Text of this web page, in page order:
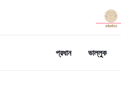
প্রধান ভাল্লুক